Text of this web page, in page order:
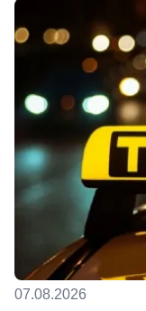
07.08.2026